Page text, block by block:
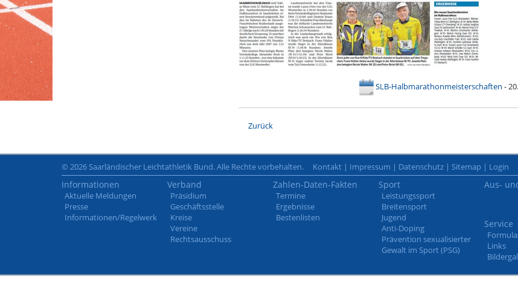
SLB-Halbmarathonmeisterschaften -
Zurück
© 2026 Saarländischer Leichtathletik Bund. Alle Rechte vorbehalten. Kontakt | Impressum | Datenschutz | Sitemap | Login
Informationen
Aktuelle Meldungen
Presse
Informationen/Regelwerk
Verband
Präsidium
Geschäftsstelle
Kreise
Vereine
Rechtsausschuss
Zahlen-Daten-Fakten
Termine
Ergebnisse
Bestenlisten
Sport
Leistungssport
Breitensport
Jugend
Anti-Doping
Prävention sexualisierter
Gewalt im Sport (PSG)
Aus-
Service
Links